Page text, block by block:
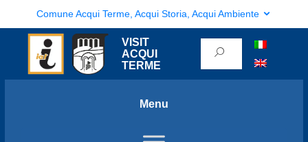
Comune Acqui Terme, Acqui Storia, Acqui Ambiente
VISIT
ACQUI
TERME
Menu